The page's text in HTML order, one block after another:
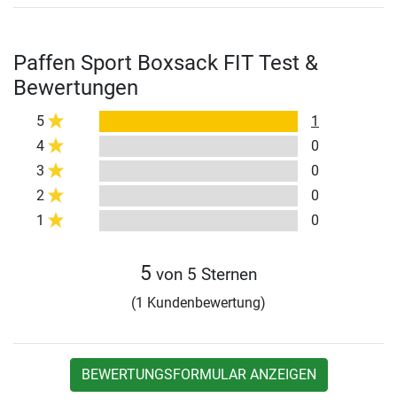
Paffen Sport Boxsack FIT Test &
Bewertungen
5
1
4
0
3
0
2
0
1
0
5 von 5 Sternen
(1 Kundenbewertung)
BEWERTUNGSFORMULAR ANZEIGEN